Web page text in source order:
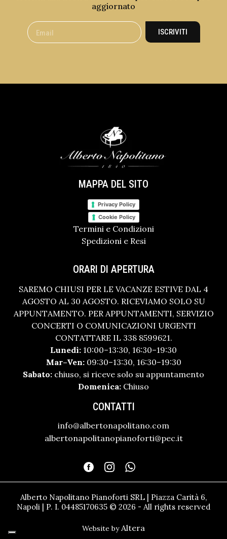
aggiornato
ISCRIVITI
MAPPA DEL SITO
Privacy Policy
Cookie Policy
Termini e Condizioni
Spedizioni e Resi
ORARI DI APERTURA
SAREMO CHIUSI PER LE VACANZE ESTIVE DAL 4
AGOSTO AL 30 AGOSTO. RICEVIAMO SOLO SU
APPUNTAMENTO. PER APPUNTAMENTI, SERVIZIO
CONCERTI O COMUNICAZIONI URGENTI
CONTATTARE IL 338 8599621.
Lunedì: 10:00–13:30, 16:30–19:30
Mar–Ven:09:30–13:30, 16:30–19:30
Sabato: chiuso, si riceve solo su appuntamento
Domenica: Chiuso
CONTATTI
info@albertonapolitano.com
albertonapolitanopianoforti@pec.it
Alberto Napolitano Pianoforti SRL | Piazza Carità 6,
Napoli | P. I. 04485170635 © 2026 - All rights reserved
Website by Altera